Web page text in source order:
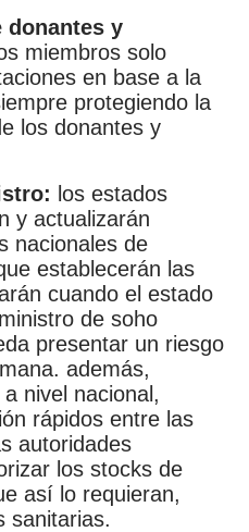
donantes y
miembros solo
en base a la
protegiendo la
los donantes y
los estados
y actualizarán
nacionales de
establecerán las
cuando el estado
de soho
presentar un riesgo
además,
nivel nacional,
rápidos entre las
autoridades
los stocks de
así lo requieran,
sanitarias.